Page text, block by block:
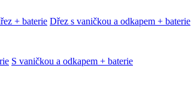
+ baterie Dřez s vaničkou a odkapem + baterie
S vaničkou a odkapem + baterie